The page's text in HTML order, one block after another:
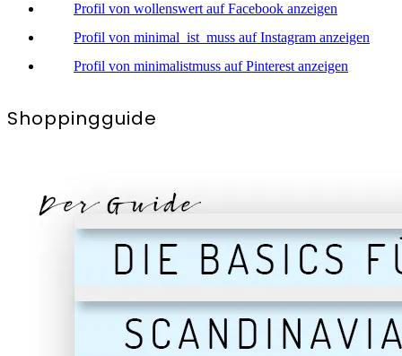
Profil von wollenswert auf Facebook anzeigen
Profil von minimal_ist_muss auf Instagram anzeigen
Profil von minimalistmuss auf Pinterest anzeigen
Shoppingguide